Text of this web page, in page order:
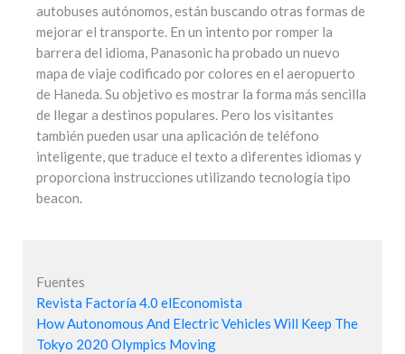
autobuses autónomos, están buscando otras formas de
mejorar el transporte. En un intento por romper la
barrera del idioma, Panasonic ha probado un nuevo
mapa de viaje codificado por colores en el aeropuerto
de Haneda. Su objetivo es mostrar la forma más sencilla
de llegar a destinos populares. Pero los visitantes
también pueden usar una aplicación de teléfono
inteligente, que traduce el texto a diferentes idiomas y
proporciona instrucciones utilizando tecnología tipo
beacon.
Fuentes
Revista Factoría 4.0 elEconomista
How Autonomous And Electric Vehicles Will Keep The
Tokyo 2020 Olympics Moving